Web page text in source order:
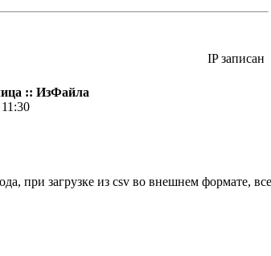
IP записан
:: ИзФайла
при загрузке из csv во внешнем формате,